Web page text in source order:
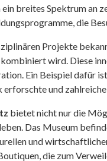
breites Spektrum an
die
Projekte
wird. Diese
Ein Beispiel dafür
und
bietet nicht nur die
Das Museum
und
die zum